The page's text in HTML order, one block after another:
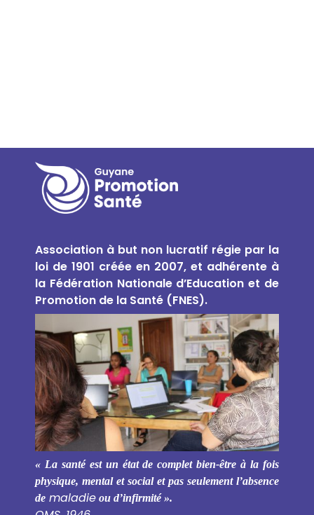
Association à but non lucratif régie par la
loi de 1901 créée en 2007, et adhérente à
la Fédération Nationale d’Education et de
Promotion de la Santé (FNES).
« La santé est un état de complet bien-être à la fois
physique, mental et social et pas seulement l’absence
de maladie ou d’infirmité ».